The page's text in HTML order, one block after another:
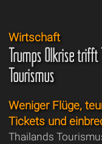
Wirtschaft
Trumps Ölkrise trifft
Tourismus
Weniger Flüge,
Tickets und
Thailands